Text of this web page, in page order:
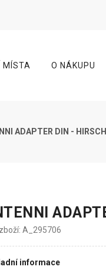
MÍSTA O NÁKUPU
ADAPTER DIN -
A_295706
informace